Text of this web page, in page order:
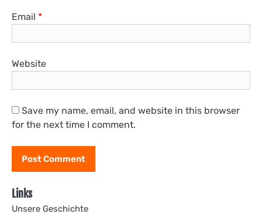
Email *
Website
Save my name, email, and website in this browser
for the next time I comment.
Links
Unsere Geschichte